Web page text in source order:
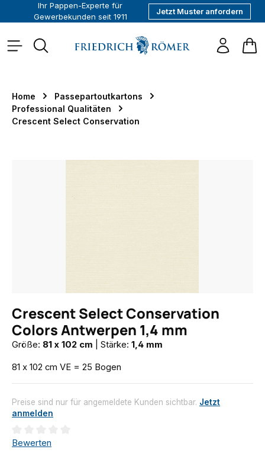
springen
Ihr Pappen-Experte für
Gewerbekunden seit 1911
Jetzt Muster anfordern
Home
Passepartoutkartons
Professional Qualitäten
Crescent Select Conservation
Crescent Select Conservation
Colors Antwerpen 1,4 mm
Größe: 81 x 102 cm Stärke: 1,4 mm
81 x 102 cm VE = 25 Bogen
Preise sind nur für angemeldete Kunden sichtbar. Jetzt
anmelden
Durchschnittliche Bewertung von 0 von 5 Sternen
Bewerten